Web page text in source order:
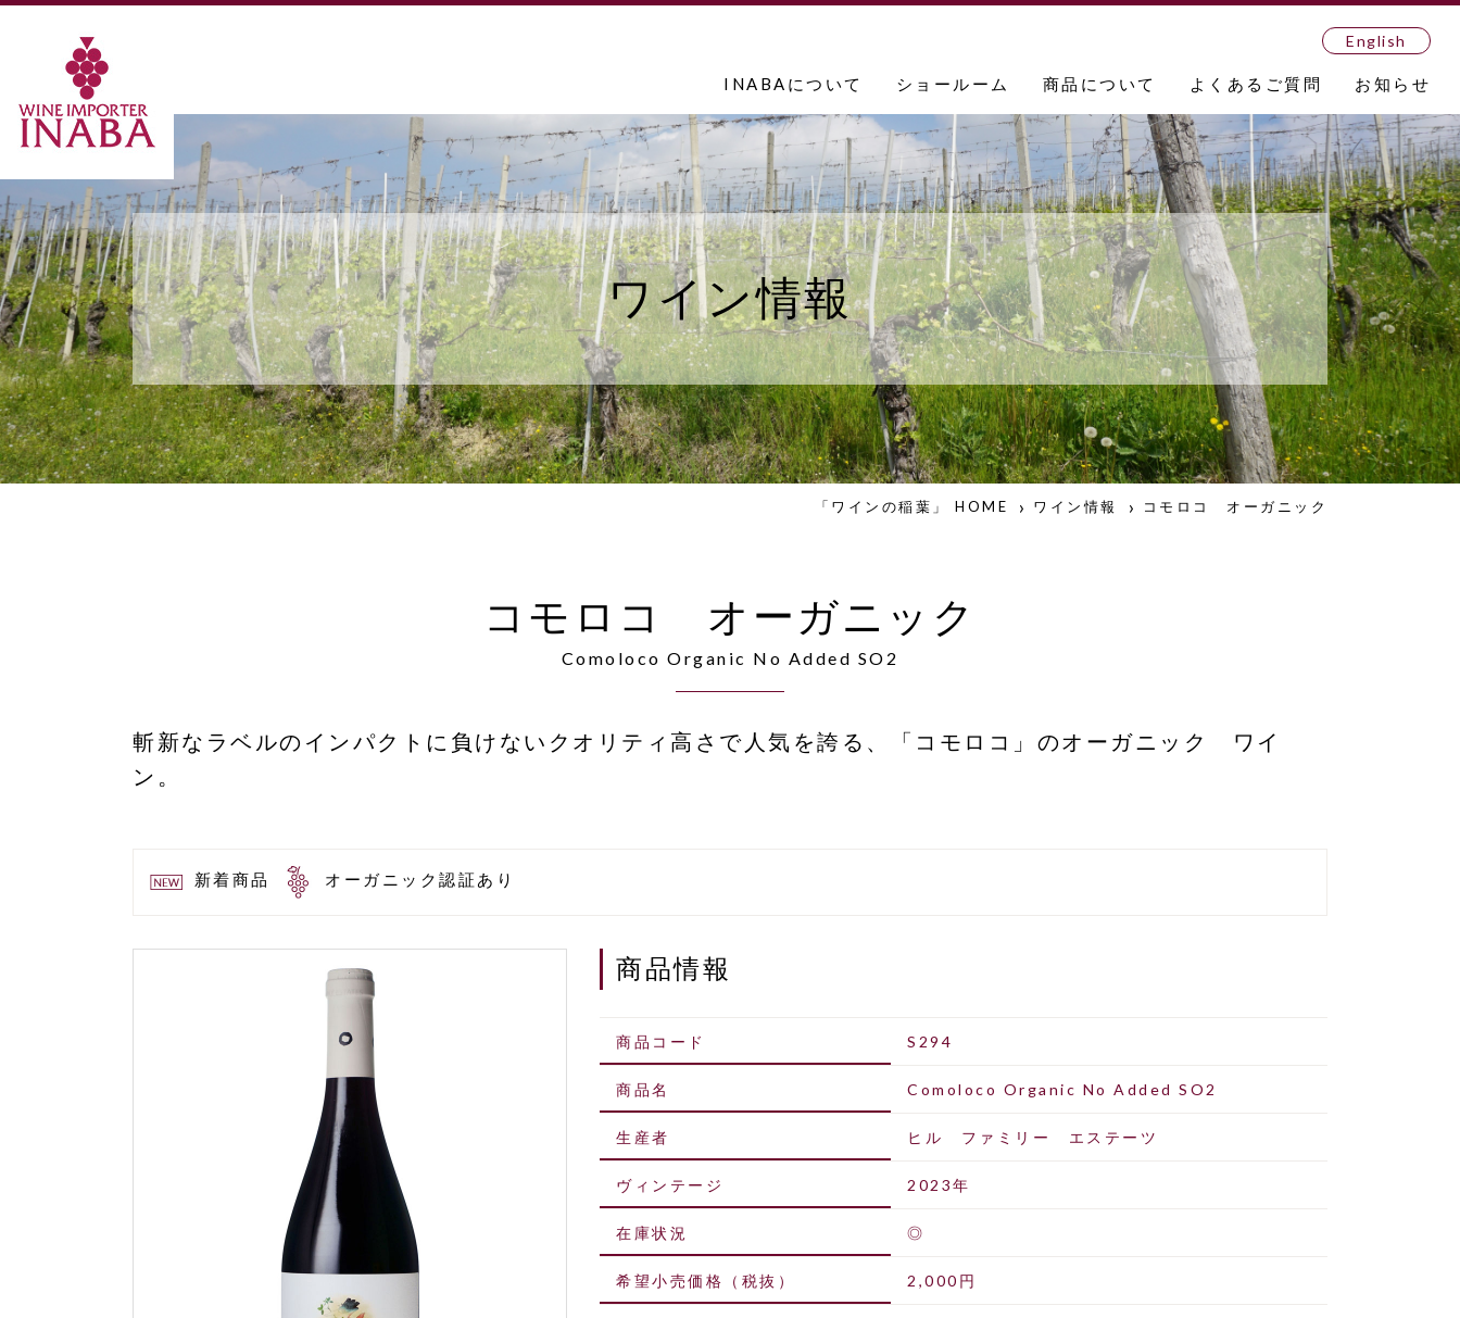
English
INABAについて ショールーム 商品について よくあるご質問 お知らせ
ワイン情報
「ワインの稲葉」 HOME ワイン情報 コモロコ オーガニック
コモロコ オーガニック
Comoloco Organic No Added SO2
斬新なラベルのインパクトに負けないクオリティ高さで人気を誇る、「コモロコ」のオーガニック ワイ
ン。
新着商品 オーガニック認証あり
商品情報
商品コード S294
商品名 Comoloco Organic No Added SO2
生産者 ヒル ファミリー エステーツ
ヴィンテージ 2023年
在庫状況 ◎
希望小売価格（税抜） 2,000円